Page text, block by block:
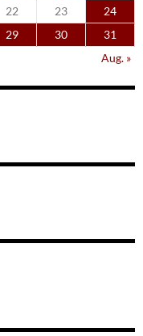
22 23
24
29 30
31
Aug. »